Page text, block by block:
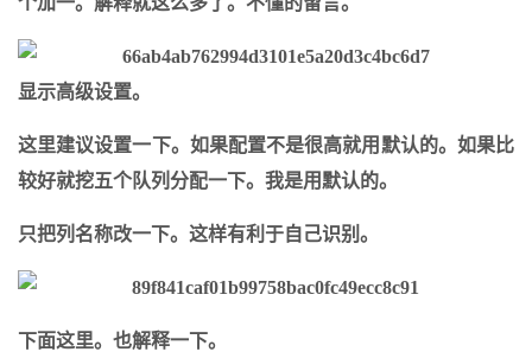
显示高级设置。
这里建议设置一下。如果配置不是很高就用默认的。如果比
较好就挖五个队列分配一下。我是用默认的。
只把列名称改一下。这样有利于自己识别。
下面这里。也解释一下。